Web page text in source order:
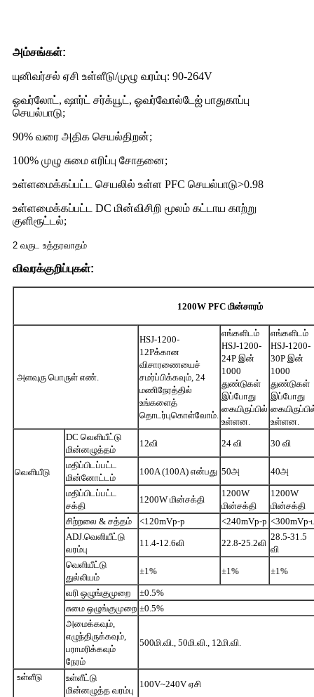
அம்சங்கள்:
யுனிவர்சல் ஏசி உள்ளீடு/முழு வரம்பு: 90-264V
ஓவர்லோட், ஷார்ட் சர்க்யூட், ஓவர்வோல்டேஜ் பாதுகாப்பு
செயல்பாடு;
90% வரை அதிக செயல்திறன்;
100% முழு சுமை எரிப்பு சோதனை;
உள்ளமைக்கப்பட்ட செயலில் உள்ள PFC செயல்பாடு>0.98
உள்ளமைக்கப்பட்ட DC மின்விசிறி மூலம் கட்டாய காற்று
குளிரூட்டல்;
2 வருட உத்தரவாதம்
விவரக்குறிப்புகள்:
1200W PFC மின்சாரம்
அளவுரு பொருள் எண்.
HSJ-1200-
12Pக்கான
விசாரணையைச்
சமர்ப்பிக்கவும், 24
மணிநேரத்தில்
உங்களைத்
தொடர்புகொள்வோம்.
எங்களிடம்
HSJ-1200-
24P இன்
1000
துண்டுகள்
இப்போது
கையிருப்பில்
உள்ளன.
எங்களிடம்
HSJ-1200-
30P இன்
1000
துண்டுகள்
இப்போது
உள்ளன.
வெளியீடு
DC வெளியீட்டு
மின்னழுத்தம்
12வி 24 வி 30 வி
மதிப்பிடப்பட்ட
மின்னோட்டம்
100A (100A) என்பது 50அ 40அ
மதிப்பிடப்பட்ட
சக்தி
1200W மின்சக்தி
1200W
மின்சக்தி
1200W
மின்சக்தி
சிற்றலை & சத்தம்
<120mVp-p <240mVp-p <300mVp-
ADJ.வெளியீட்டு
வரம்பு
11.4-12.6வி 22.8-25.2வி
28.5-31.5
வி
வெளியீட்டு
துல்லியம்
±1% ±1% ±1%
வரி ஒழுங்குமுறை
±0.5%
சுமை ஒழுங்குமுறை ±0.5%
அமைக்கவும்,
எழுந்திருக்கவும்,
பராமரிக்கவும்
நேரம்
500மி.வி., 50மி.வி., 12மி.வி.
உள்ளீடு
உள்ளீட்டு
மின்னழுத்த வரம்பு
100V~240V ஏசி